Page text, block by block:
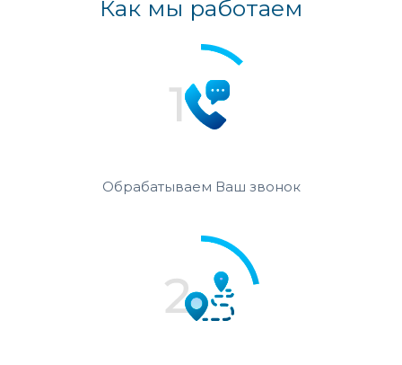
Как мы работаем
Обрабатываем Ваш звонок